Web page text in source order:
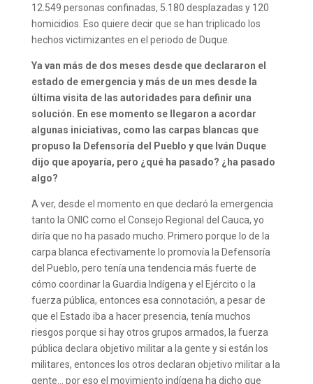
12.549 personas confinadas, 5.180 desplazadas y 120
homicidios. Eso quiere decir que se han triplicado los
hechos victimizantes en el periodo de Duque.
Ya van más de dos meses desde que declararon el
estado de emergencia y más de un mes desde la
última visita de las autoridades para definir una
solución. En ese momento se llegaron a acordar
algunas iniciativas, como las carpas blancas que
propuso la Defensoría del Pueblo y que Iván Duque
dijo que apoyaría, pero ¿qué ha pasado? ¿ha pasado
algo?
A ver, desde el momento en que declaró la emergencia
tanto la ONIC como el Consejo Regional del Cauca, yo
diría que no ha pasado mucho. Primero porque lo de la
carpa blanca efectivamente lo promovía la Defensoría
del Pueblo, pero tenía una tendencia más fuerte de
cómo coordinar la Guardia Indígena y el Ejército o la
fuerza pública, entonces esa connotación, a pesar de
que el Estado iba a hacer presencia, tenía muchos
riesgos porque si hay otros grupos armados, la fuerza
pública declara objetivo militar a la gente y si están los
militares, entonces los otros declaran objetivo militar a la
gente… por eso el movimiento indígena ha dicho que